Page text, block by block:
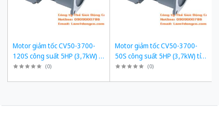
Motor giảm tốc CV50-3700-
120S công suất 5HP (3,7kW) tỉ
số truyền 1/120
(0)
Motor giảm tốc CV50-3700-
50S công suất 5HP (3,7kW) tỉ
số truyền 1/50
(0)